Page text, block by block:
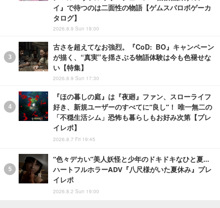
イ』で待つのは二面性の物語【ゲムスパロボゲーカ
タログ】
2026.8.9 Sun 18:00
古さを超えてなお強烈。『CoD: BO』キャンペーン
が描く、“真実”を揺さぶる物語体験は今も色褪せな
い【特集】
2026.8.9 Sun 17:30
『ほの暮しの庭』は『夜廻』ファン、スローライフ
好き、新規ユーザーのすべてに“良し”！ 唯一無二の
「不穏生活シム」恐怖も暮らしもお好み次第【プレ
イレポ】
2026.8.7 Fri 19:45
“色々デカい”美人妖怪と少年のドキドキなひと夏…
ハートフルホラーADV『八尺様がいた夏休み』プレ
イレポ
2026.8.2 Sun 19:00